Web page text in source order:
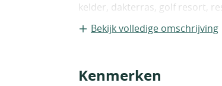
kelder, dakterras, golf resort,
Bekijk volledige omschrijving
Kenmerken